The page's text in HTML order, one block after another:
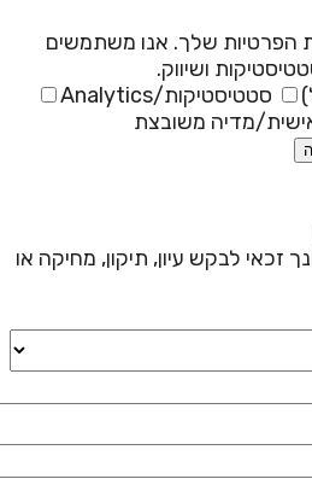
שלך. אנו משתמשים
ושיווק.
סטטיסטיקות/Analytics
מדיה משובצת
לבקש עיון, תיקון, מחיקה או